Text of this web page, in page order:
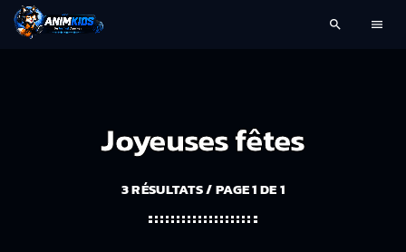
search menu
Joyeuses fêtes
3 RÉSULTATS / PAGE 1 DE 1